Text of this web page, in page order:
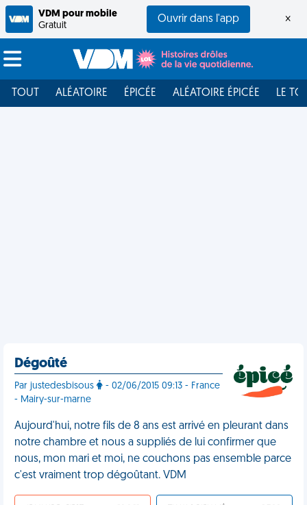
VDM pour mobile
Gratuit
Ouvrir dans l'app ×
TOUT ALÉATOIRE ÉPICÉE ALÉATOIRE ÉPICÉE LE
Dégoûté
Par justedesbisous
- 02/06/2015 09:13 - France
- Mairy-sur-marne
Aujourd'hui, notre fils de 8 ans est arrivé en pleurant dans
notre chambre et nous a suppliés de lui confirmer que
nous, mon mari et moi, ne couchons pas ensemble parce
c'est vraiment trop dégoûtant. VDM